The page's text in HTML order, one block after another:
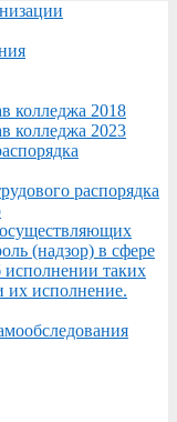
колледжа 2018
колледжа 2023
распорядка
(надзор) в сфере
исполнении таких
их исполнение.